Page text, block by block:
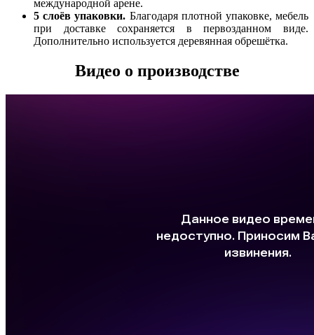
международной арене.
5 слоёв упаковки. Благодаря плотной упаковке, мебель
при доставке сохраняется в первозданном виде.
Дополнительно используется деревянная обрешётка.
Видео о производстве